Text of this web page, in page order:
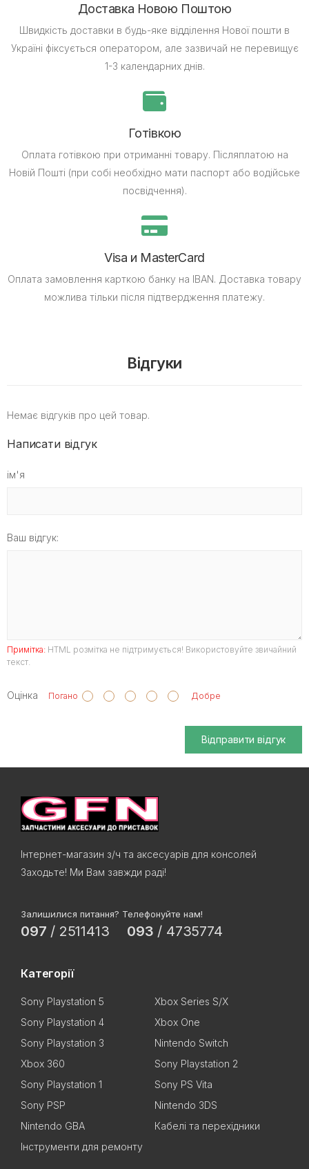
Доставка Новою Поштою
Швидкість доставки в будь-яке відділення Нової пошти в
Україні фіксується оператором, але зазвичай не перевищує
1-3 календарних днів.
Готівкою
Оплата готівкою при отриманні товару. Післяплатою на
Новій Пошті (при собі необхідно мати паспорт або водійське
посвідчення).
Visa и MasterCard
Оплата замовлення карткою банку на IBAN. Доставка товару
можлива тільки після підтвердження платежу.
Відгуки
Немає відгуків про цей товар.
Написати відгук
ім'я
Ваш відгук:
Примітка: HTML розмітка не підтримується! Використовуйте звичайний
текст.
Оцінка Погано Добре
Відправити відгук
Інтернет-магазин з/ч та аксесуарів для консолей
Заходьте! Ми Вам завжди раді!
Залишилися питання? Телефонуйте нам!
097 / 2511413 093 / 4735774
Категорії
Sony Playstation 5
Xbox Series S/X
Sony Playstation 4
Xbox One
Sony Playstation 3
Nintendo Switch
Xbox 360
Sony Playstation 2
Sony Playstation 1
Sony PS Vita
Sony PSP
Nintendo 3DS
Nintendo GBA
Кабелі та перехідники
Інструменти для ремонту